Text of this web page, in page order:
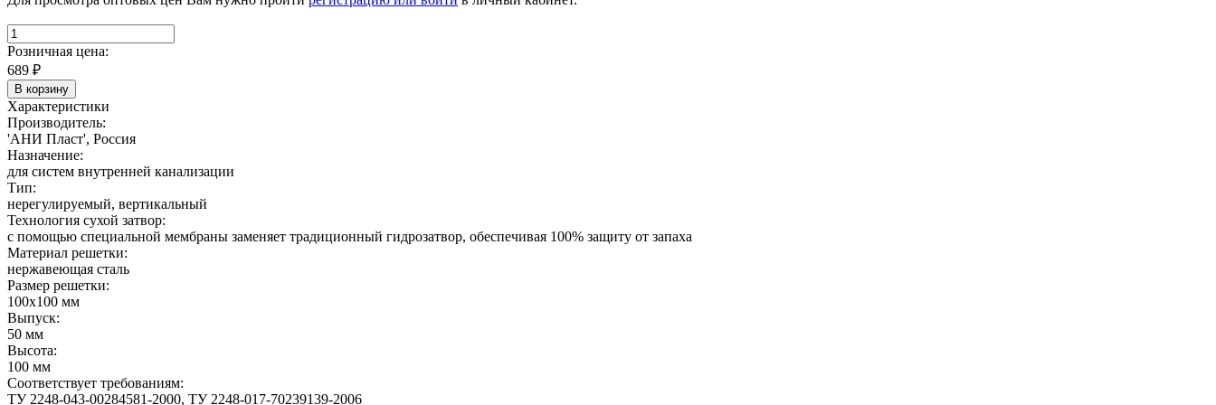
Розничная цена:
689 ₽
В корзину
Характеристики
Производитель:
'АНИ Пласт', Россия
Назначение:
для систем внутренней канализации
Тип:
нерегулируемый, вертикальный
Технология сухой затвор:
с помощью специальной мембраны заменяет традиционный гидрозатвор, обеспечивая 100% защиту от запаха
Материал решетки:
нержавеющая сталь
Размер решетки:
100х100 мм
Выпуск:
50 мм
Высота:
100 мм
Соответствует требованиям:
ТУ 2248-043-00284581-2000, ТУ 2248-017-70239139-2006